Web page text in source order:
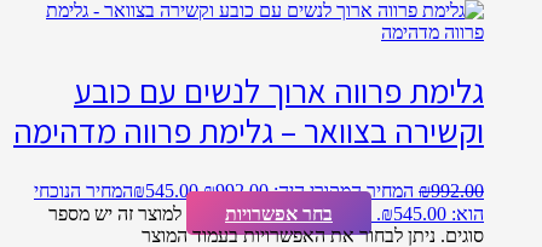
גלימת פרווה ארוך לנשים עם כובע
וקשירה בצוואר – גלימת פרווה מדהימה
₪992.00 המחיר המקורי היה: ₪992.00. ₪545.00
המחיר הנוכחי
הוא: ₪545.00.
בחר אפשרויות
למוצר זה יש מספר
סוגים. ניתן לבחור את האפשרויות בעמוד המוצר